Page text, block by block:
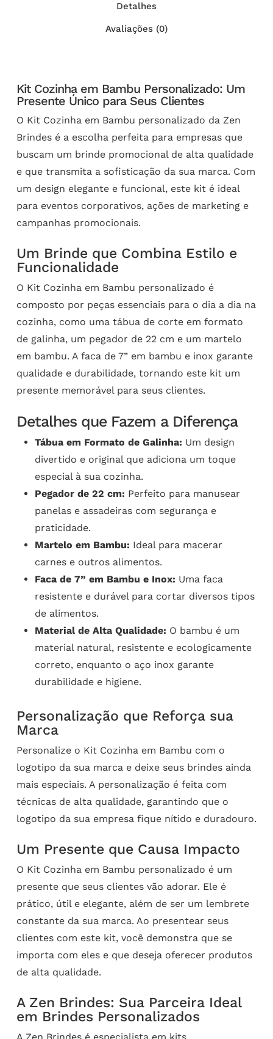
Detalhes
Avaliações (0)
Kit Cozinha em Bambu Personalizado: Um
Presente Único para Seus Clientes
O Kit Cozinha em Bambu personalizado da Zen
Brindes é a escolha perfeita para empresas que
buscam um brinde promocional de alta qualidade
e que transmita a sofisticação da sua marca. Com
um design elegante e funcional, este kit é ideal
para eventos corporativos, ações de marketing e
campanhas promocionais.
Um Brinde que Combina Estilo e
Funcionalidade
O Kit Cozinha em Bambu personalizado é
composto por peças essenciais para o dia a dia na
cozinha, como uma tábua de corte em formato
de galinha, um pegador de 22 cm e um martelo
em bambu. A faca de 7” em bambu e inox garante
qualidade e durabilidade, tornando este kit um
presente memorável para seus clientes.
Detalhes que Fazem a Diferença
Tábua em Formato de Galinha: Um design
divertido e original que adiciona um toque
especial à sua cozinha.
Pegador de 22 cm: Perfeito para manusear
panelas e assadeiras com segurança e
praticidade.
Martelo em Bambu: Ideal para macerar
carnes e outros alimentos.
Faca de 7” em Bambu e Inox: Uma faca
resistente e durável para cortar diversos tipos
de alimentos.
Material de Alta Qualidade: O bambu é um
material natural, resistente e ecologicamente
correto, enquanto o aço inox garante
durabilidade e higiene.
Personalização que Reforça sua
Marca
Personalize o Kit Cozinha em Bambu com o
logotipo da sua marca e deixe seus brindes ainda
mais especiais. A personalização é feita com
técnicas de alta qualidade, garantindo que o
logotipo da sua empresa fique nítido e duradouro.
Um Presente que Causa Impacto
O Kit Cozinha em Bambu personalizado é um
presente que seus clientes vão adorar. Ele é
prático, útil e elegante, além de ser um lembrete
constante da sua marca. Ao presentear seus
clientes com este kit, você demonstra que se
importa com eles e que deseja oferecer produtos
de alta qualidade.
A Zen Brindes: Sua Parceira Ideal
em Brindes Personalizados